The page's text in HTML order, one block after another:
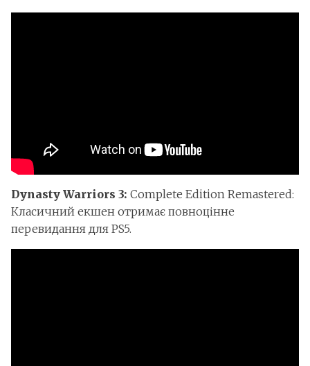
Dynasty Warriors 3: Complete Edition Remastered:
Класичний екшен отримає повноцінне
перевидання для PS5.